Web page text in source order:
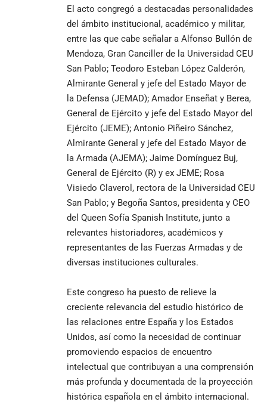
El acto congregó a destacadas personalidades
del ámbito institucional, académico y militar,
entre las que cabe señalar a Alfonso Bullón de
Mendoza, Gran Canciller de la Universidad CEU
San Pablo; Teodoro Esteban López Calderón,
Almirante General y jefe del Estado Mayor de
la Defensa (JEMAD); Amador Enseñat y Berea,
General de Ejército y jefe del Estado Mayor del
Ejército (JEME); Antonio Piñeiro Sánchez,
Almirante General y jefe del Estado Mayor de
la Armada (AJEMA); Jaime Domínguez Buj,
General de Ejército (R) y ex JEME; Rosa
Visiedo Claverol, rectora de la Universidad CEU
San Pablo; y Begoña Santos, presidenta y CEO
del Queen Sofía Spanish Institute, junto a
relevantes historiadores, académicos y
representantes de las Fuerzas Armadas y de
diversas instituciones culturales.
Este congreso ha puesto de relieve la
creciente relevancia del estudio histórico de
las relaciones entre España y los Estados
Unidos, así como la necesidad de continuar
promoviendo espacios de encuentro
intelectual que contribuyan a una comprensión
más profunda y documentada de la proyección
histórica española en el ámbito internacional.